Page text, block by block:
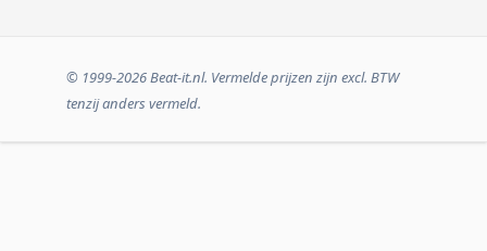
© 1999-2026 Beat-it.nl. Vermelde prijzen zijn excl. BTW
tenzij anders vermeld.